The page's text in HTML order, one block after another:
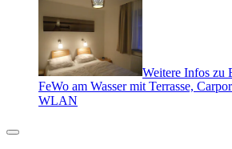
Weitere Infos zu
FeWo am Wasser mit Terrasse,
WLAN